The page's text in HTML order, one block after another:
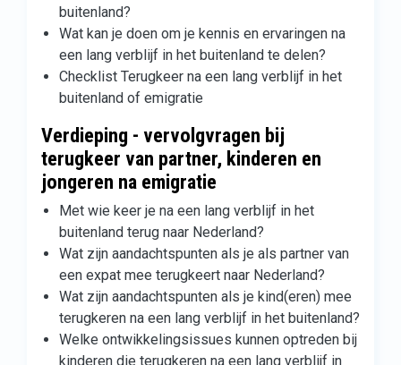
buitenland?
Wat kan je doen om je kennis en ervaringen na
een lang verblijf in het buitenland te delen?
Checklist Terugkeer na een lang verblijf in het
buitenland of emigratie
Verdieping - vervolgvragen bij
terugkeer van partner, kinderen en
jongeren na emigratie
Met wie keer je na een lang verblijf in het
buitenland terug naar Nederland?
Wat zijn aandachtspunten als je als partner van
een expat mee terugkeert naar Nederland?
Wat zijn aandachtspunten als je kind(eren) mee
terugkeren na een lang verblijf in het buitenland?
Welke ontwikkelingsissues kunnen optreden bij
kinderen die terugkeren na een lang verblijf in